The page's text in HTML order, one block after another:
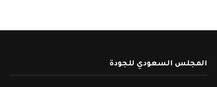
المجلس السعودي للجودة